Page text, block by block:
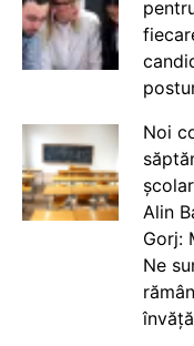
Noi
Alin
Gorj:
Ne